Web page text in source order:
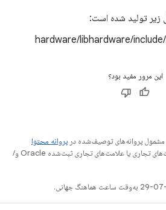
زیر تولید شده است:
hardware/libhardware/
این مرور مفید بود؟
مشمول پروانه‌های توصیف‌شده در پروانه محتوا
هستند. جاوا و OpenJDK علامت‌های تجاری یا علامت‌های تجاری ثبت‌شده Oracle و/